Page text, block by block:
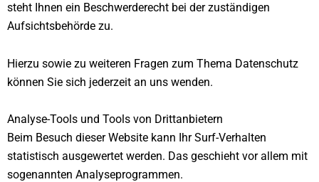
steht Ihnen ein Beschwerderecht bei der zuständigen
Aufsichtsbehörde zu.
Hierzu sowie zu weiteren Fragen zum Thema Datenschutz
können Sie sich jederzeit an uns wenden.
Analyse-Tools und Tools von Dritt­anbietern
Beim Besuch dieser Website kann Ihr Surf-Verhalten
statistisch ausgewertet werden. Das geschieht vor allem mit
sogenannten Analyseprogrammen.